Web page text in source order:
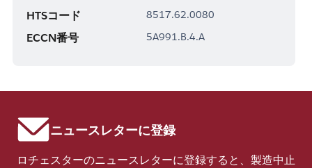
HTSコード 8517.62.0080
ECCN番号 5A991.B.4.A
ニュースレターに登録
ロチェスターのニュースレターに登録すると、製造中止